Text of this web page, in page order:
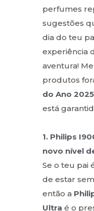
perfumes
sugestões
dia do teu
experiência
aventura!
produtos
do Ano 2025
está
1. Philips
novo nível
Se o teu pai
de estar
então a
Ultra é o